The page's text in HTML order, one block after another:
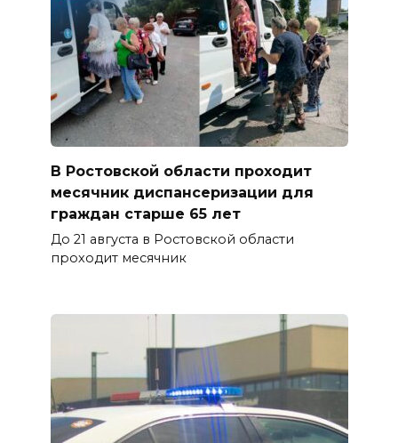
В Ростовской области проходит
месячник диспансеризации для
граждан старше 65 лет
До 21 августа в Ростовской области
проходит месячник